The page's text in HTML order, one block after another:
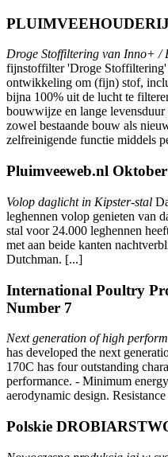
Droge Stoffiltering van Inno+ /
fijnstoffilter 'Droge
ontwikkeling om (fijn) stof,
bijna 100% uit de lucht te
bouwwijze en lange levensduur
zowel bestaande bouw als
zelfreinigende functie middels
Pluimveeweb.nl
Volop daglicht in Kipster-stal
leghennen volop genieten van
stal voor 24.000 leghennen
met aan beide kanten
Dutchman. [...]
International Poultry
Number 7
Next generation of high
has developed the next
170C has four outstanding
performance. - Minimum
aerodynamic design.
Polskie